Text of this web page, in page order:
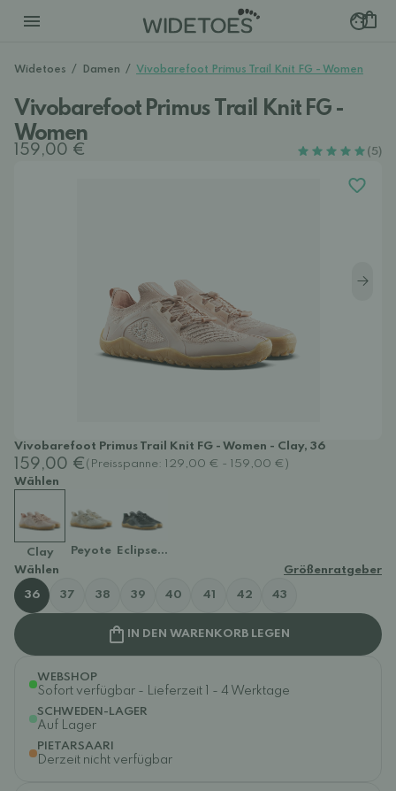
Widetoes / Damen / Vivobarefoot Primus Trail Knit FG - Women
Vivobarefoot Primus Trail Knit FG -
Women
159,00 € (5)
Vivobarefoot Primus Trail Knit FG - Women - Clay, 36
159,00 € (Preisspanne: 129,00 € - 159,00 €)
Wählen
Clay Peyote
Eclipse Purple Heather
Wählen
Größenratgeber
36 37 38 39 40 41 42 43
IN DEN WARENKORB LEGEN
WEBSHOP
Sofort verfügbar - Lieferzeit 1 - 4 Werktage
SCHWEDEN-LAGER
Auf Lager
PIETARSAARI
Derzeit nicht verfügbar